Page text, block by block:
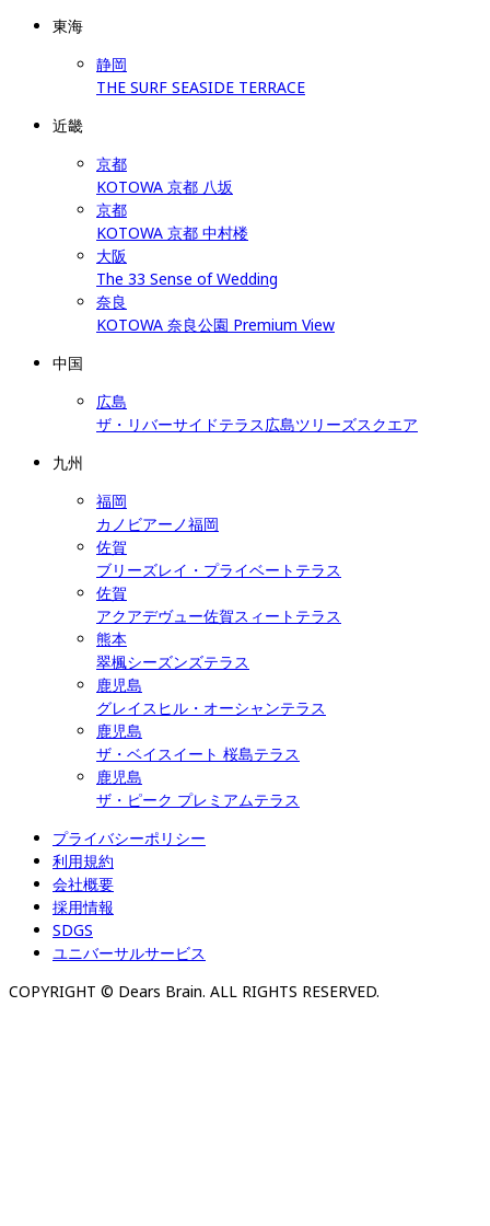
東海
静岡
THE SURF SEASIDE TERRACE
近畿
京都
KOTOWA 京都 八坂
京都
KOTOWA 京都 中村楼
大阪
The 33 Sense of Wedding
奈良
KOTOWA 奈良公園 Premium View
中国
広島
ザ・リバーサイドテラス広島ツリーズスクエア
九州
福岡
カノビアーノ福岡
佐賀
ブリーズレイ・プライベートテラス
佐賀
アクアデヴュー佐賀スィートテラス
熊本
翠楓シーズンズテラス
鹿児島
グレイスヒル・オーシャンテラス
鹿児島
ザ・ベイスイート 桜島テラス
鹿児島
ザ・ピーク プレミアムテラス
プライバシーポリシー
利用規約
会社概要
採用情報
SDGS
ユニバーサルサービス
COPYRIGHT © Dears Brain. ALL RIGHTS RESERVED.